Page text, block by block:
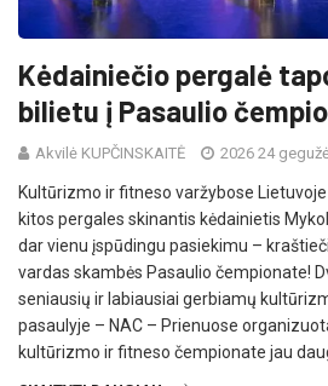
Kėdainiečio pergalė
bilietu į Pasaulio
Akvilė KUPČINSKAITĖ 2026 24
Kultūrizmo ir fitneso varžybose
kitos pergales skinantis kėdainietis
dar vienu įspūdingu pasiekimu –
vardas skambės Pasaulio čempionate!
seniausių ir labiausiai gerbiamų
pasaulyje – NAC – Prienuose
kultūrizmo ir fitneso čempionate jau